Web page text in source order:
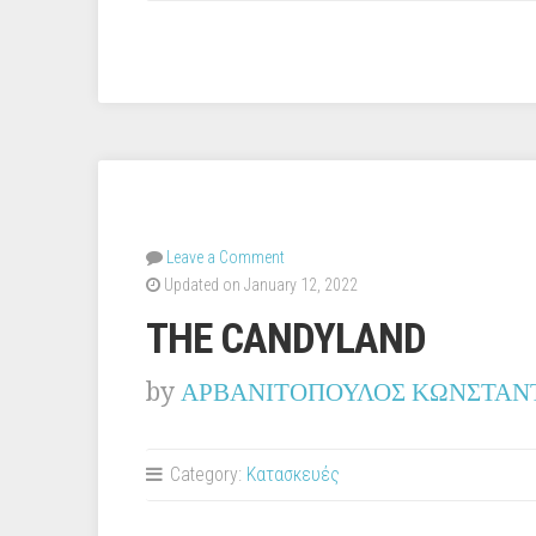
Leave a Comment
Updated on January 12, 2022
THE CANDYLAND
by ΑΡΒΑΝΙΤΟΠΟΥΛΟΣ
Category: Κατασκευές